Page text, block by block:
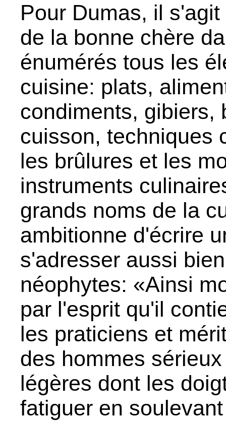
Pour Dumas, il
de la bonne chère
énumérés tous les
cuisine: plats,
condiments, gibiers,
cuisson, techniques
les brûlures et les
instruments
grands noms de la
ambitionne d'écrire
s'adresser aussi
néophytes: «Ainsi
par l'esprit qu'il
les praticiens et
des hommes
légères dont les
fatiguer en